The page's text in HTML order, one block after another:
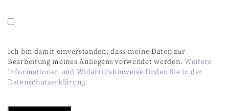
Ich bin damit einverstanden, dass meine Daten zur
Bearbeitung meines Anliegens verwendet werden. Weitere
Informationen und Widerrufshinweise finden Sie in der
Datenschutzerklärung.